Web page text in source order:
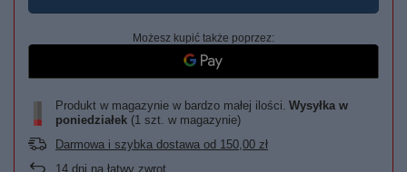
Możesz kupić także poprzez:
Produkt w magazynie w bardzo małej ilości Wysyłka w
poniedziałek (1 szt. w magazynie)
Darmowa i szybka dostawa od 150,00 zł
14 dni na łatwy zwrot